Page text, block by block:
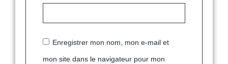
Enregistrer mon nom, mon e-mail et
mon site dans le navigateur pour mon